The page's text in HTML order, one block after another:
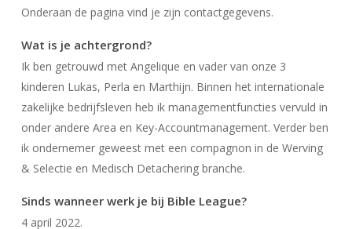
Onderaan de pagina vind je zijn contactgegevens.
Wat is je achtergrond?
Ik ben getrouwd met Angelique en vader van onze 3
kinderen Lukas, Perla en Marthijn. Binnen het internationale
zakelijke bedrijfsleven heb ik managementfuncties vervuld in
onder andere Area en Key-Accountmanagement. Verder ben
ik ondernemer geweest met een compagnon in de Werving
& Selectie en Medisch Detachering branche.
Sinds wanneer werk je bij Bible League?
4 april 2022.